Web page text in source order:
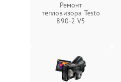
Ремонт
тепловизора Testo
890-2 V5